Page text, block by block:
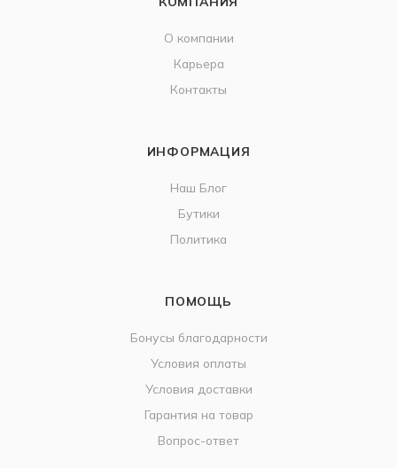
О компании
Карьера
Контакты
ИНФОРМАЦИЯ
Наш Блог
Бутики
Политика
ПОМОЩЬ
Бонусы благодарности
Условия оплаты
Условия доставки
Гарантия на товар
Вопрос-ответ